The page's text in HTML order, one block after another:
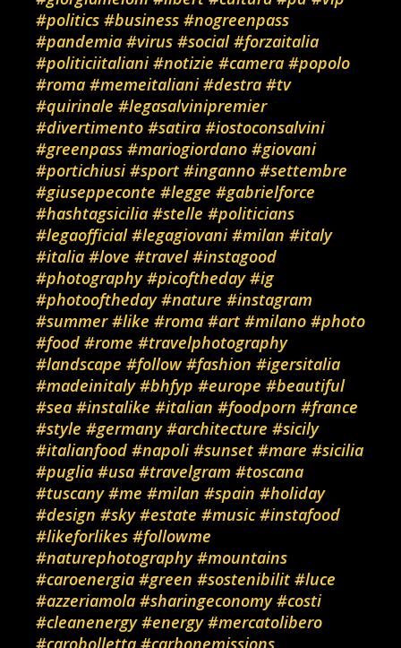
#politics #business #nogreenpass
#pandemia #virus #social #forzaitalia
#politiciitaliani #notizie #camera #popolo
#roma #memeitaliani #destra #tv
#quirinale #legasalvinipremier
#divertimento #satira #iostoconsalvini
#greenpass #mariogiordano #giovani
#portichiusi #sport #inganno #settembre
#giuseppeconte #legge #gabrielforce
#hashtagsicilia #stelle #politicians
#legaofficial #legagiovani #milan #italy
#italia #love #travel #instagood
#photography #picoftheday #ig
#photooftheday #nature #instagram
#summer #like #roma #art #milano #photo
#food #rome #travelphotography
#landscape #follow #fashion #igersitalia
#madeinitaly #bhfyp #europe #beautiful
#sea #instalike #italian #foodporn #france
#style #germany #architecture #sicily
#italianfood #napoli #sunset #mare #sicilia
#puglia #usa #travelgram #toscana
#tuscany #me #milan #spain #holiday
#design #sky #estate #music #instafood
#likeforlikes #followme
#naturephotography #mountains
#caroenergia #green #sostenibilit #luce
#azzeriamola #sharingeconomy #costi
#cleanenergy #energy #mercatolibero